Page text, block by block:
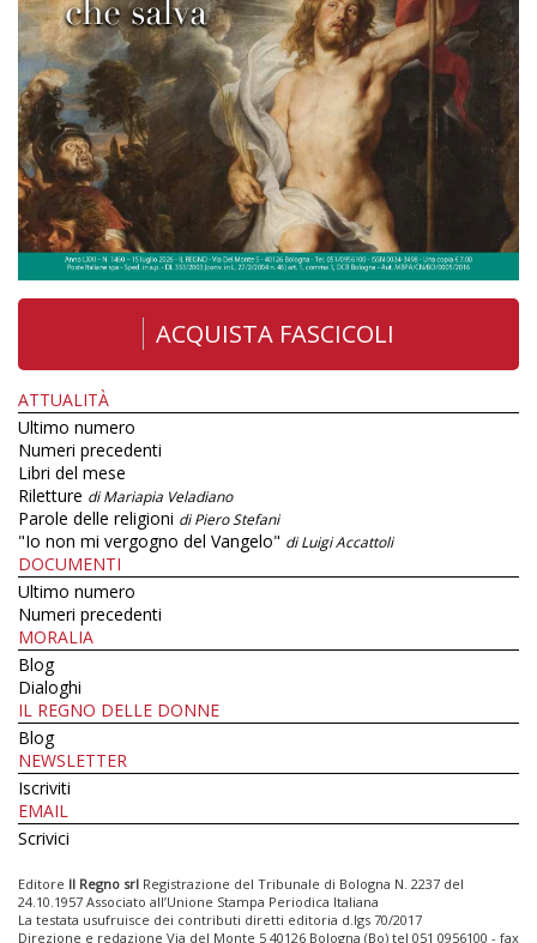
ACQUISTA FASCICOLI
ATTUALITÀ
Ultimo numero
Numeri precedenti
Libri del mese
Riletture di Mariapia Veladiano
Parole delle religioni di Piero Stefani
"Io non mi vergogno del Vangelo" di Luigi Accattoli
DOCUMENTI
Ultimo numero
Numeri precedenti
MORALIA
Blog
Dialoghi
IL REGNO DELLE DONNE
Blog
NEWSLETTER
Iscriviti
EMAIL
Scrivici
Editore Il Regno srl Registrazione del Tribunale di Bologna N. 2237 del
24.10.1957 Associato all’Unione Stampa Periodica Italiana
La testata usufruisce dei contributi diretti editoria d.lgs 70/2017
Direzione e redazione Via del Monte 5 40126 Bologna (Bo) tel 051 0956100 - fax